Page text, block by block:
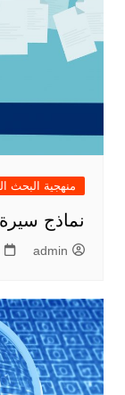
منهجية البحث
نماذج
admin